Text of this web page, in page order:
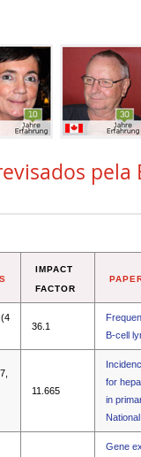
pela
IMPACT
FACTOR
36.1
B-cell
11.665
for
in
Gene